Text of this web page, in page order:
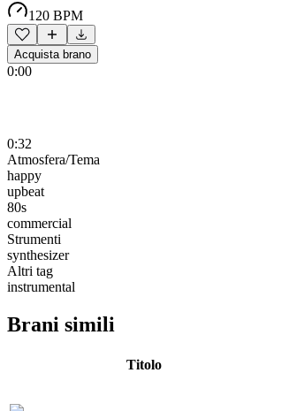
120 BPM
Acquista brano
0:00
0:32
Atmosfera/Tema
happy
upbeat
80s
commercial
Strumenti
synthesizer
Altri tag
instrumental
Brani simili
Titolo